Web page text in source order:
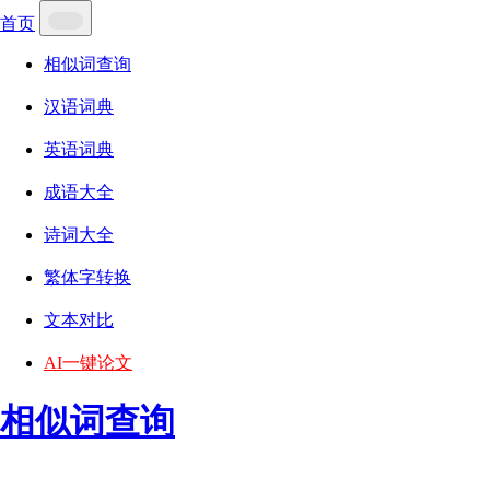
首页
相似词查询
汉语词典
英语词典
成语大全
诗词大全
繁体字转换
文本对比
AI一键论文
相似词查询